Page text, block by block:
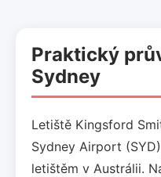
Praktický
Sydney
Letiště Kingsford
Sydney Airport
letištěm v Austrálii.